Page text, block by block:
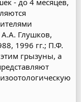
- до 4 месяцев,
Глушков,
1996 гг.; П.Ф.
грызуны, а